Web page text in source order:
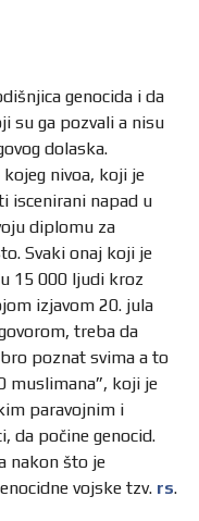
genocida i da
su ga pozvali a nisu
dolaska.
nivoa, koji je
iscenirani napad u
diplomu za
Svaki onaj koji je
15 000 ljudi kroz
izjavom 20. jula
treba da
poznat svima a to
muslimana”, koji je
paravojnim i
da počine genocid.
nakon što je
vojske tzv. rs.